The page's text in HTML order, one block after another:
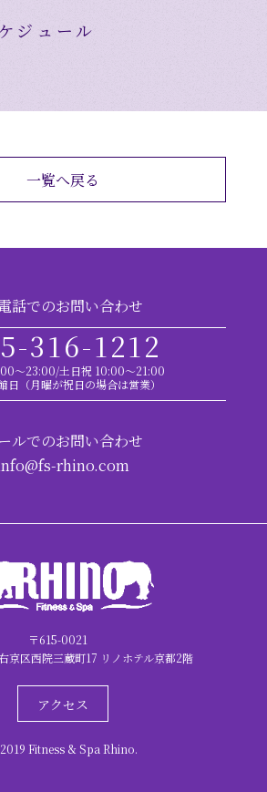
ジュール
一覧へ戻る
話でのお問い合わせ
316-1212
～23:00/土日祝 10:00～21:00
日（月曜が祝日の場合は営業）
ルでのお問い合わせ
rhino.com
〒615-0021
京区西院三蔵町17 リノホテル京都2階
アクセス
Fitness & Spa Rhino.